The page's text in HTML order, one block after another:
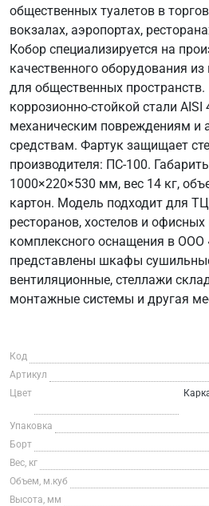
общественных туалетов в
вокзалах, аэропортах,
Кобор специализируется на
качественного оборудования
для общественных пространств.
коррозионно-стойкой стали AISI
механическим повреждениям
средствам. Фартук защищает
производителя: ПС-100.
1000×220×530 мм, вес 14 кг,
картон. Модель подходит для
ресторанов, хостелов и
комплексного оснащения в ООО
представлены шкафы
вентиляционные, стеллажи
монтажные системы и другая
Код
Артикул
Цвет
Упаковка
Борт
Вес, кг
Объем, м.куб
Высота, мм